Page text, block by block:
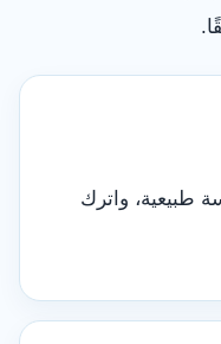
طبيعية، واترك